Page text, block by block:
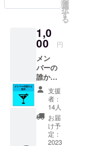
者全員
のお名
載した
看板に
【小】
サイズ
でお名
前を記
載させ
ていた
だきま
す ＊備
考欄に
看板に
記載し
選
択
す
る
1,0
00 円
メン
バーの
誰かと
乾杯で
きる券
私たち
を楽し
く海の
家でお
酒を飲
支援
者：
14人
お届
け予
定：
2023